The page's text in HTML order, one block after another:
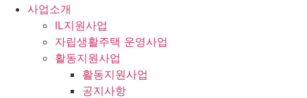
사업소개
IL지원사업
자립생활주택 운영사업
활동지원사업
활동지원사업
공지사항